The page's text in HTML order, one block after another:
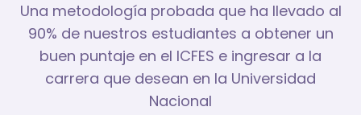
Una metodología probada que ha llevado al
90% de nuestros estudiantes a obtener un
buen puntaje en el ICFES e ingresar a la
carrera que desean en la Universidad
Nacional